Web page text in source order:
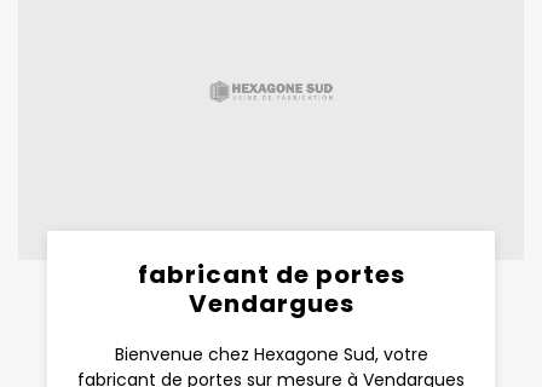
fabricant de portes
Vendargues
Bienvenue chez Hexagone Sud, votre
fabricant de portes sur mesure à Vendargues